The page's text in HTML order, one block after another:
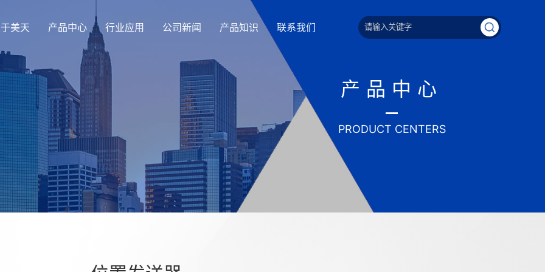
美天 产品中心 行业应用 公司新闻 产品知识 联系我们
产品中心
PRODUCT CENTERS